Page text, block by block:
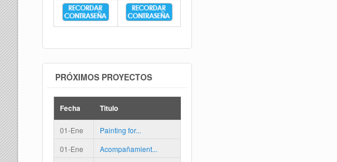
PRÓXIMOS PROYECTOS
Fecha Titulo
01-Ene
Painting for...
01-Ene
Acompañamient...